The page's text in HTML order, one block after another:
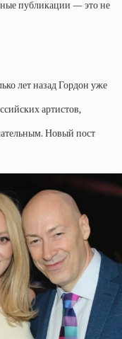
публикации — это не
лет назад Гордон уже
артистов,
Новый пост